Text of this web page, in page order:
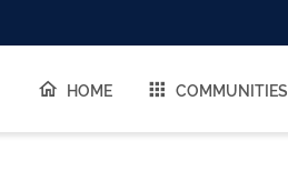
HOME COMMUNITIES